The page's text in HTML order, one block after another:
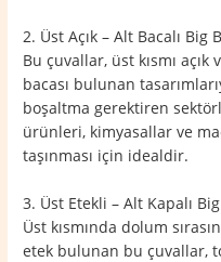
2. Üst Açık – Alt Bacalı Big
Bu çuvallar, üst kısmı
bacası bulunan
boşaltma gerektiren
ürünleri, kimyasallar ve
taşınması için idealdir.
3. Üst Etekli – Alt Kapalı
Üst kısmında dolum
etek bulunan bu çuvallar,